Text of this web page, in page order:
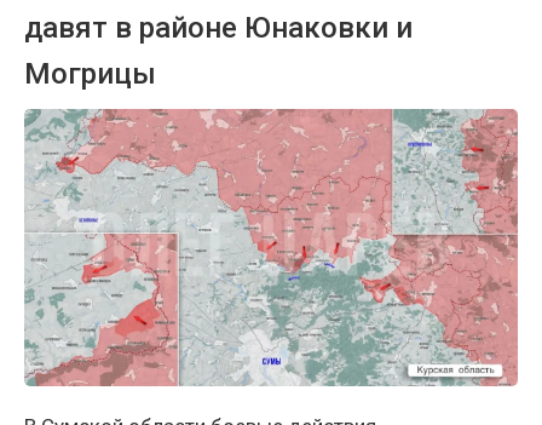
давят в районе Юнаковки и
Могрицы